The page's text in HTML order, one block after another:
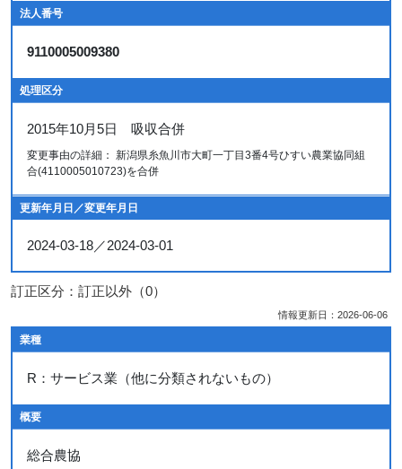
法人番号
9110005009380
処理区分
2015年10月5日 吸収合併
変更事由の詳細： 新潟県糸魚川市大町一丁目3番4号ひすい農業協同組
合(4110005010723)を合併
更新年月日／変更年月日
2024-03-18／2024-03-01
訂正区分：訂正以外（0）
情報更新日：2026-06-06
業種
R：サービス業（他に分類されないもの）
概要
総合農協